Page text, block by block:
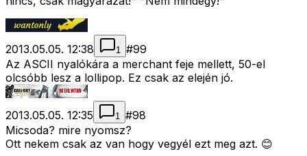
2013.05.05. 12:38 1 #99
Az ASCII nyalókára a merchant feje mellett, 50-el
olcsóbb lesz a lollipop. Ez csak az elején jó.
2013.05.05. 12:35 1 #98
Micsoda? mire nyomsz?
Ott nekem csak az van hogy vegyél ezt meg azt. 😊